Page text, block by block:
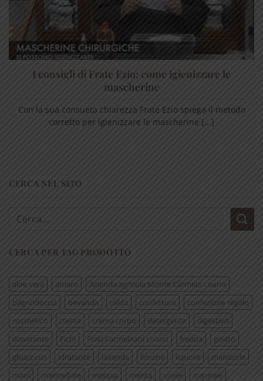
I consigli di Frate Ezio: come igienizzare le
mascherine
Con la sua consueta chiarezza Frate Ezio spiega il metodo
corretto per igienizzare le mascherine [...]
CERCA NEL SITO
Cerca:
CERCA PER TAG PRODOTTO
aloe vera amaro
Azienda agricola Monte Carmelo Loano
bagnodoccia
bevanda calda confettura
confezione regalo
cosmetico
crema crema corpo detergente
digestivo
dissetante
Fichi Frati Carmelitani Loano fredda
gelato
ghiacciolo
idratante lavanda limone liquore
mandorle
mani
marmellate melissa menta miele
naturale